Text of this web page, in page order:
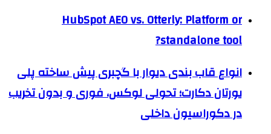
HubSpot AEO vs. Otterly: Platform or
standalone tool?
انواع قاب بندی دیوار با گچبری پیش ساخته پلی
یورتان دکارت؛ تحولی لوکس، فوری و بدون تخریب
در دکوراسیون داخلی